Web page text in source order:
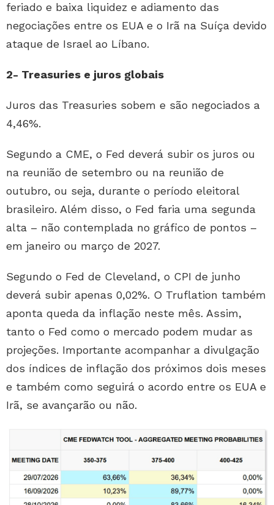
feriado e baixa liquidez e adiamento das
negociações entre os EUA e o Irã na Suíça devido
ataque de Israel ao Líbano.
2- Treasuries e juros globais
Juros das Treasuries sobem e são negociados a
4,46%.
Segundo a CME, o Fed deverá subir os juros ou
na reunião de setembro ou na reunião de
outubro, ou seja, durante o período eleitoral
brasileiro. Além disso, o Fed faria uma segunda
alta – não contemplada no gráfico de pontos –
em janeiro ou março de 2027.
Segundo o Fed de Cleveland, o CPI de junho
deverá subir apenas 0,02%. O Truflation também
aponta queda da inflação neste mês. Assim,
tanto o Fed como o mercado podem mudar as
projeções. Importante acompanhar a divulgação
dos índices de inflação dos próximos dois meses
e também como seguirá o acordo entre os EUA e
Irã, se avançarão ou não.